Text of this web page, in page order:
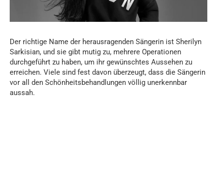
Der richtige Name der herausragenden Sängerin ist Sherilyn
Sarkisian, und sie gibt mutig zu, mehrere Operationen
durchgeführt zu haben, um ihr gewünschtes Aussehen zu
erreichen. Viele sind fest davon überzeugt, dass die Sängerin
vor all den Schönheitsbehandlungen völlig unerkennbar
aussah.